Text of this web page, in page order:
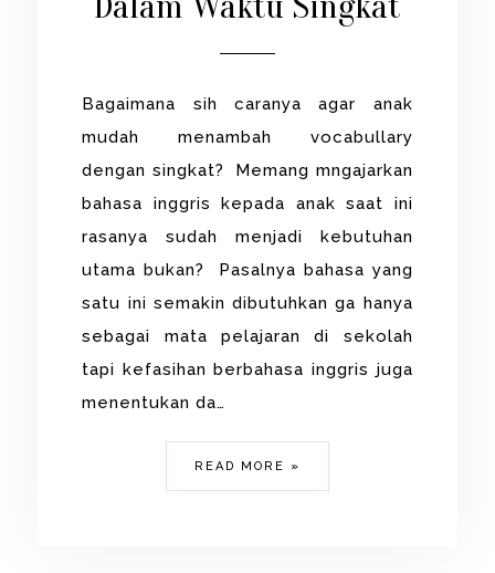
Bagaimana sih caranya agar anak
mudah menambah vocabullary
dengan singkat? Memang mngajarkan
bahasa inggris kepada anak saat ini
rasanya sudah menjadi kebutuhan
utama bukan? Pasalnya bahasa yang
satu ini semakin dibutuhkan ga hanya
sebagai mata pelajaran di sekolah
tapi kefasihan berbahasa inggris juga
menentukan da…
READ MORE »